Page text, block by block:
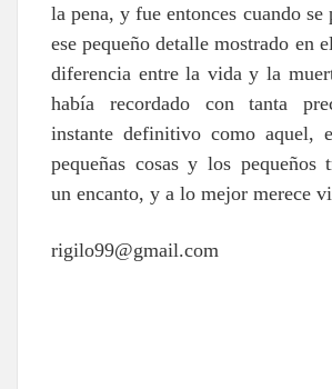
la pena, y fue entonces cuando se
ese pequeño detalle mostrado en
diferencia entre la vida y la
había recordado con tanta
instante definitivo como aquel,
pequeñas cosas y los pequeños
un encanto, y a lo mejor merece
rigilo99@gmail.com